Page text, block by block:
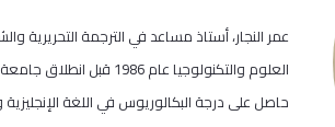
عمر النجار، أستاذ مساعد في الترجمة التحريرية
العلوم والتكنولوجيا